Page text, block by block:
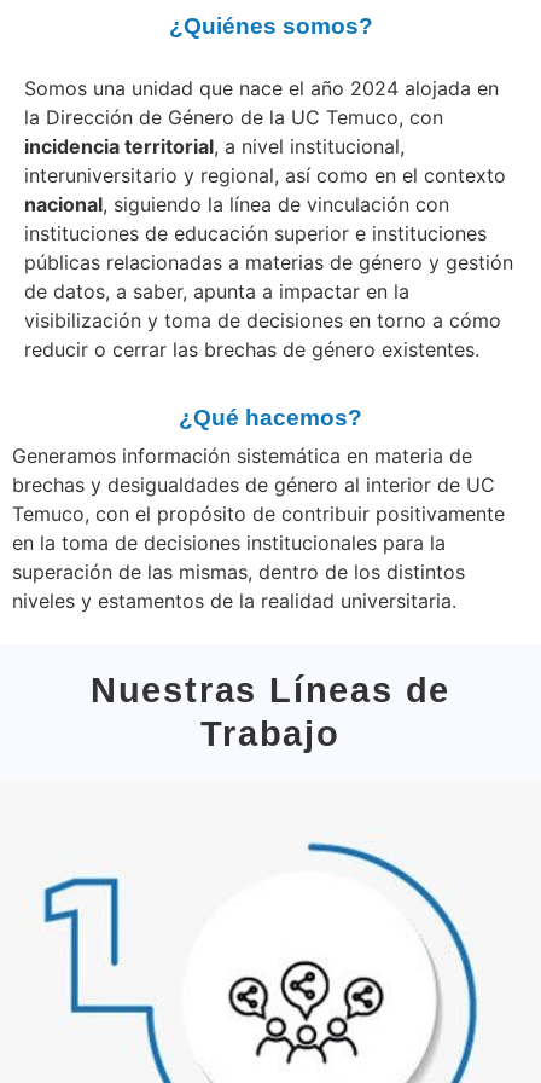
¿Quiénes somos?
Somos una unidad que nace el año 2024 alojada en
la Dirección de Género de la UC Temuco, con
incidencia territorial, a nivel institucional,
interuniversitario y regional, así como en el contexto
nacional, siguiendo la línea de vinculación con
instituciones de educación superior e instituciones
públicas relacionadas a materias de género y gestión
de datos, a saber, apunta a impactar en la
visibilización y toma de decisiones en torno a cómo
reducir o cerrar las brechas de género existentes.
¿Qué hacemos?
Generamos información sistemática en materia de
brechas y desigualdades de género al interior de UC
Temuco, con el propósito de contribuir positivamente
en la toma de decisiones institucionales para la
superación de las mismas, dentro de los distintos
niveles y estamentos de la realidad universitaria.
Nuestras Líneas de
Trabajo